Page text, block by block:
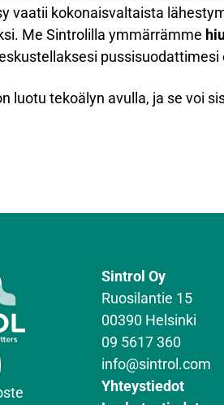
vaatii kokonaisvaltaista
Me Sintrolilla ymmärrämme
luotu tekoälyn avulla, ja se voi
Sintrol Oy
Ruosilantie 15
00390 Helsinki
09 5617 360
info@sintrol.com
Yhteystiedot